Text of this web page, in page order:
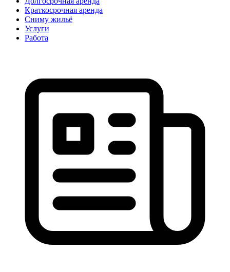
Краткосрочная аренда
Сниму жильё
Услуги
Работа